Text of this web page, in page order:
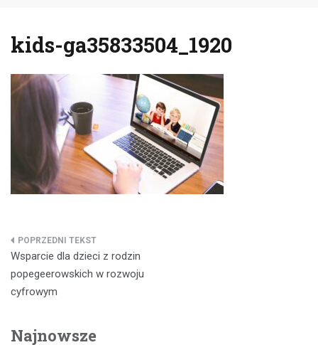
kids-ga35833504_1920
Nawigacja
wpisu
Wsparcie dla dzieci z rodzin
popegeerowskich w rozwoju
cyfrowym
Najnowsze